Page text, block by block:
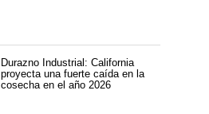
Durazno Industrial: California
proyecta una fuerte caída en la
cosecha en el año 2026